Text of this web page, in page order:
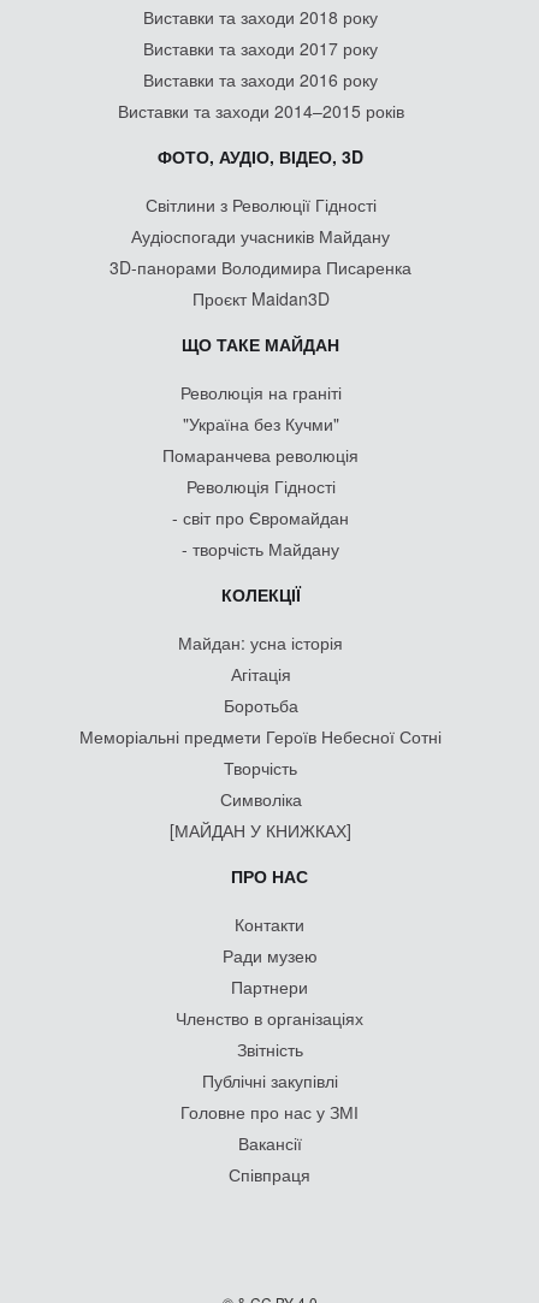
Виставки та заходи 2018 року
Виставки та заходи 2017 року
Виставки та заходи 2016 року
Виставки та заходи 2014–2015 років
ФОТО, АУДІО, ВІДЕО, 3D
Світлини з Революції Гідності
Аудіоспогади учасників Майдану
3D-панорами Володимира Писаренка
Проєкт Maidan3D
ЩО ТАКЕ МАЙДАН
Революція на граніті
"Україна без Кучми"
Помаранчева революція
Революція Гідності
- світ про Євромайдан
- творчість Майдану
КОЛЕКЦІЇ
Майдан: усна історія
Агітація
Боротьба
Меморіальні предмети Героїв Небесної Сотні
Творчість
Символіка
[МАЙДАН У КНИЖКАХ]
ПРО НАС
Контакти
Ради музею
Партнери
Членство в організаціях
Звітність
Публічні закупівлі
Головне про нас у ЗМІ
Вакансії
Співпраця